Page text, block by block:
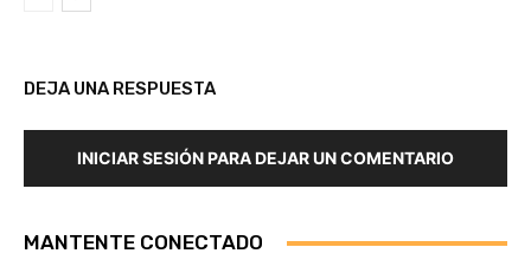
DEJA UNA RESPUESTA
INICIAR SESIÓN PARA DEJAR UN COMENTARIO
MANTENTE CONECTADO